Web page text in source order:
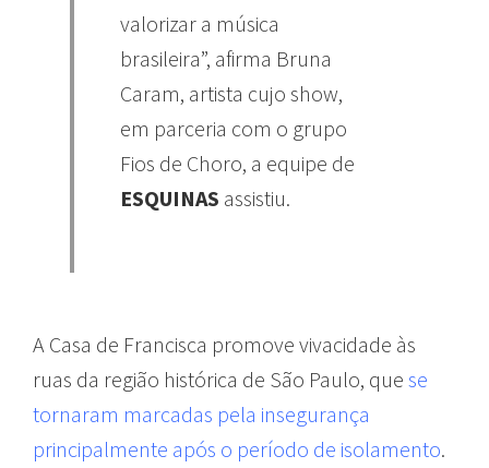
valorizar a música
brasileira”, afirma Bruna
Caram, artista cujo show,
em parceria com o grupo
Fios de Choro, a equipe de
ESQUINAS assistiu.
A Casa de Francisca promove vivacidade às
ruas da região histórica de São Paulo, que se
tornaram marcadas pela insegurança
principalmente após o período de isolamento.